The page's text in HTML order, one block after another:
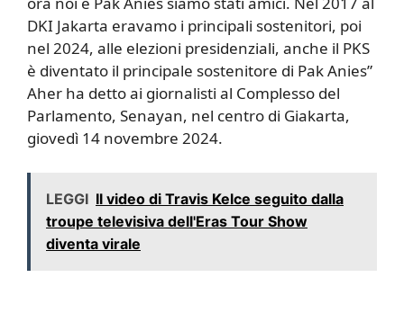
DKI Jakarta eravamo i principali sostenitori, poi
nel 2024, alle elezioni presidenziali, anche il PKS
è diventato il principale sostenitore di Pak Anies”
Aher ha detto ai giornalisti al Complesso del
Parlamento, Senayan, nel centro di Giakarta,
giovedì 14 novembre 2024.
LEGGI Il video di Travis Kelce seguito dalla
troupe televisiva dell'Eras ​​Tour Show
diventa virale